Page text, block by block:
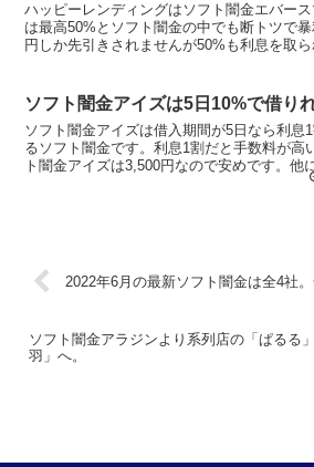
ハッピーレンディングはソフト闇金エバー
は最高50%とソフト闇金の中でも断トツで
円しか先引きされませんが50%も利息を取
ソフト闇金アイズは5日10%で借り
ソフト闇金アイズは借入期間が5日なら利息
るソフト闇金です。利息1割だと手数料が高
ト闇金アイズは3,500円なので安めです。他
15日30%のプランがあります。借りるなら
2022年6月の最新ソフト闇金は全4社
ソフト闇金アラジンより系列店の「ぱるる
羽」へ。